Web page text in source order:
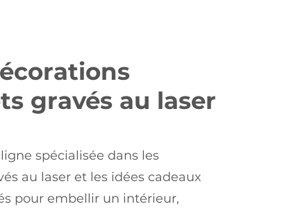
gravés au laser
spécialisée dans les
au laser et les idées cadeaux
pour embellir un intérieur,